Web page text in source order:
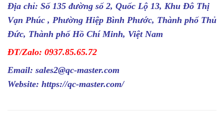
Địa chỉ: Số 135 đường số 2, Quốc Lộ 13, Khu Đô Thị
Vạn Phúc , Phường Hiệp Bình Phước, Thành phố Thủ
Đức, Thành phố Hồ Chí Minh, Việt Nam
ĐT/Zalo: 0937.85.65.72
Email: sales2@qc-master.com
Website: https://qc-master.com/